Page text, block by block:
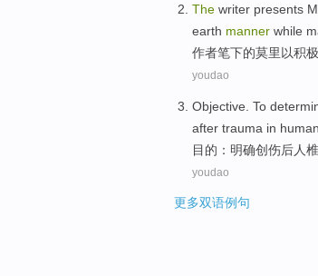
The writer presents
earth manner while
作者笔下的莫里 以积
youdao
Objective . To
after trauma in human
目的 ： 明确创伤后人
youdao
更多双语例句